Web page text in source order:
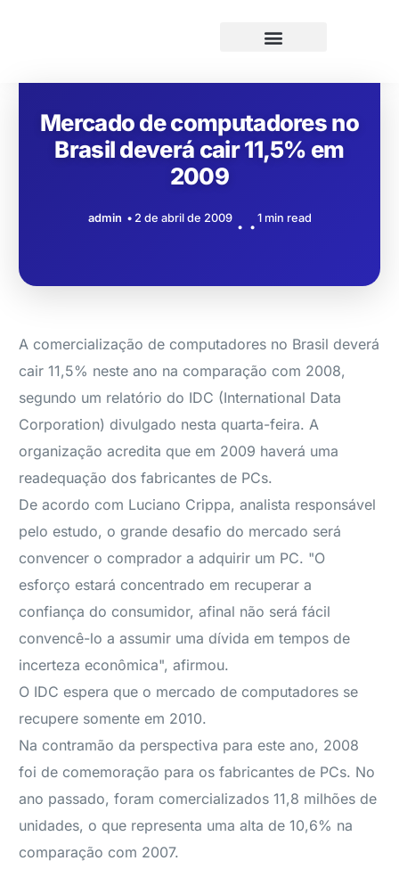
Mercado de computadores no
Brasil deverá cair 11,5% em
2009
admin 2 de abril de 2009 1 min read
A comercialização de computadores no Brasil deverá
cair 11,5% neste ano na comparação com 2008,
segundo um relatório do IDC (International Data
Corporation) divulgado nesta quarta-feira. A
organização acredita que em 2009 haverá uma
readequação dos fabricantes de PCs.
De acordo com Luciano Crippa, analista responsável
pelo estudo, o grande desafio do mercado será
convencer o comprador a adquirir um PC. "O
esforço estará concentrado em recuperar a
confiança do consumidor, afinal não será fácil
convencê-lo a assumir uma dívida em tempos de
incerteza econômica", afirmou.
O IDC espera que o mercado de computadores se
recupere somente em 2010.
Na contramão da perspectiva para este ano, 2008
foi de comemoração para os fabricantes de PCs. No
ano passado, foram comercializados 11,8 milhões de
unidades, o que representa uma alta de 10,6% na
comparação com 2007.